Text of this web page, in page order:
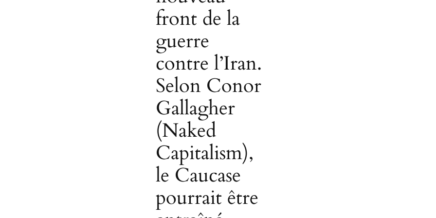
front de la
guerre
contre l’Iran.
Selon Conor
Gallagher
(Naked
Capitalism),
le Caucase
pourrait être